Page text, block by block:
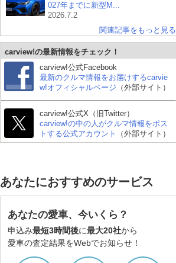
027年までに新型M...
2026.7.2
関連記事をもっと見る
carview!の最新情報をチェック！
carview!公式Facebook
最新のクルマ情報をお届けするcarvie
w!オフィシャルページ （外部サイト）
carview!公式X（旧Twitter）
carview!の中の人がクルマ情報をポス
トする公式アカウント
（外部サイト）
あなたにおすすめのサービス
あなたの愛車、今いくら？
申込み最短3時間後に最大20社から
愛車の査定結果をWebでお知らせ！